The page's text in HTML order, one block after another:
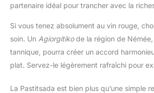
partenaire idéal pour trancher avec la
Si vous tenez absolument au vin rouge,
soin. Un Agiorgitikode la région de
tannique, pourra créer un accord
plat. Servez-le légèrement rafraîchi pour
La Pastitsada est bien plus qu’une simple